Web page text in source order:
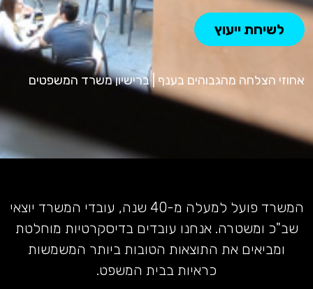
לשיחת ייעוץ
אחוזי הצלחה מהגבוהים בענף | ברישיון משרד המשפטים
המשרד פועל למעלה מ-40 שנה, עובדי המשרד יוצאי
שב"כ ומשטרה. אנחנו עובדים בדיסקרטיות מוחלטת
ומביאים את התוצאות הטובות ביותר המשמשות
כראיות בבית המשפט.